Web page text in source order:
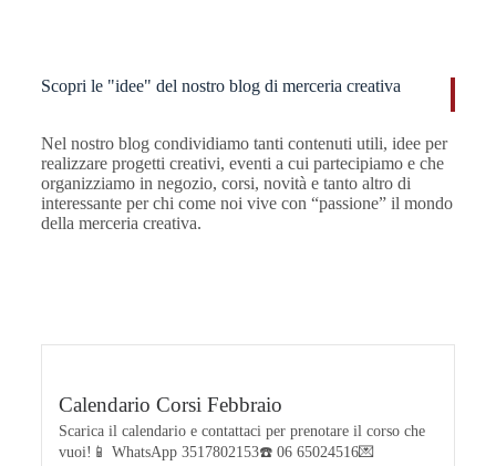
Scopri le "idee" del nostro blog di merceria creativa​
Nel nostro blog condividiamo tanti contenuti utili, idee per
realizzare progetti creativi, eventi a cui partecipiamo e che
organizziamo in negozio, corsi, novità e tanto altro di
interessante per chi come noi vive con “passione” il mondo
della merceria creativa.
Calendario Corsi Febbraio
Scarica il calendario e contattaci per prenotare il corso che
vuoi!📱 WhatsApp 3517802153☎️ 06 65024516💌